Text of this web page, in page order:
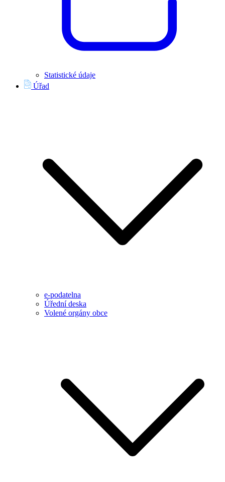
Statistické údaje
Úřad
e-podatelna
Úřední deska
Volené orgány obce